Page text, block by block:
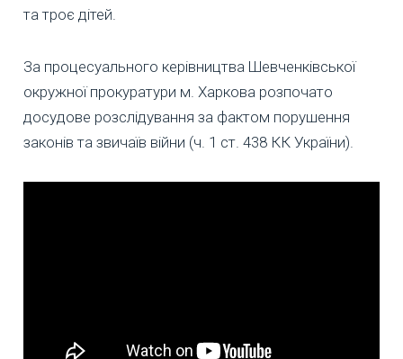
та троє дітей.
За процесуального керівництва Шевченківської
окружної прокуратури м. Харкова розпочато
досудове розслідування за фактом порушення
законів та звичаїв війни (ч. 1 ст. 438 КК України).